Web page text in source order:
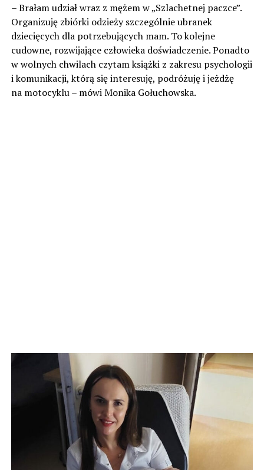
– Brałam udział wraz z mężem w „Szlachetnej paczce”.
Organizuję zbiórki odzieży szczególnie ubranek
dziecięcych dla potrzebujących mam. To kolejne
cudowne, rozwijające człowieka doświadczenie. Ponadto
w wolnych chwilach czytam książki z zakresu psychologii
i komunikacji, którą się interesuję, podróżuję i jeżdżę
na motocyklu – mówi Monika Gołuchowska.